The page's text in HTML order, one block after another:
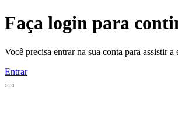
Faça login para
Você precisa entrar na sua conta para assistir a
Entrar